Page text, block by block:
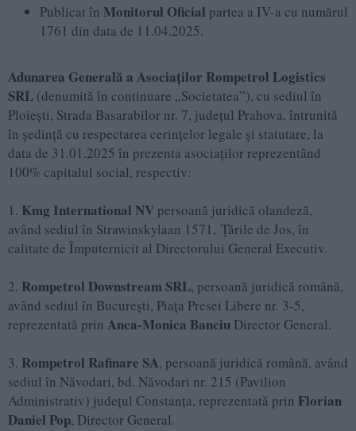
Publicat în Monitorul Oficial partea a IV-a cu numărul
1761 din data de 11.04.2025.
Adunarea Generală a Asociaților Rompetrol Logistics
SRL (denumită în continuare „Societatea”), cu sediul în
Ploiești, Strada Basarabilor nr. 7, județul Prahova, întrunită
în ședință cu respectarea cerințelor legale şi statutare, la
data de 31.01.2025 în prezenta asociaților reprezentând
100% capitalul social, respectiv:
1. Kmg International NV persoană juridică olandeză,
având sediul în Strawinskylaan 1571, Țările de Jos, în
calitate de Împuternicit al Directorului General Executiv.
2. Rompetrol Downstream SRL, persoană juridică română,
având sediul în București, Piața Presei Libere nr. 3-5,
reprezentată prin Anca-Monica Banciu Director General.
3. Rompetrol Rafinare SA, persoană juridică română, având
sediul în Năvodari, bd. Năvodari nr. 215 (Pavilion
Administrativ) județul Constanța, reprezentată prin Florian
Daniel Pop, Director General.